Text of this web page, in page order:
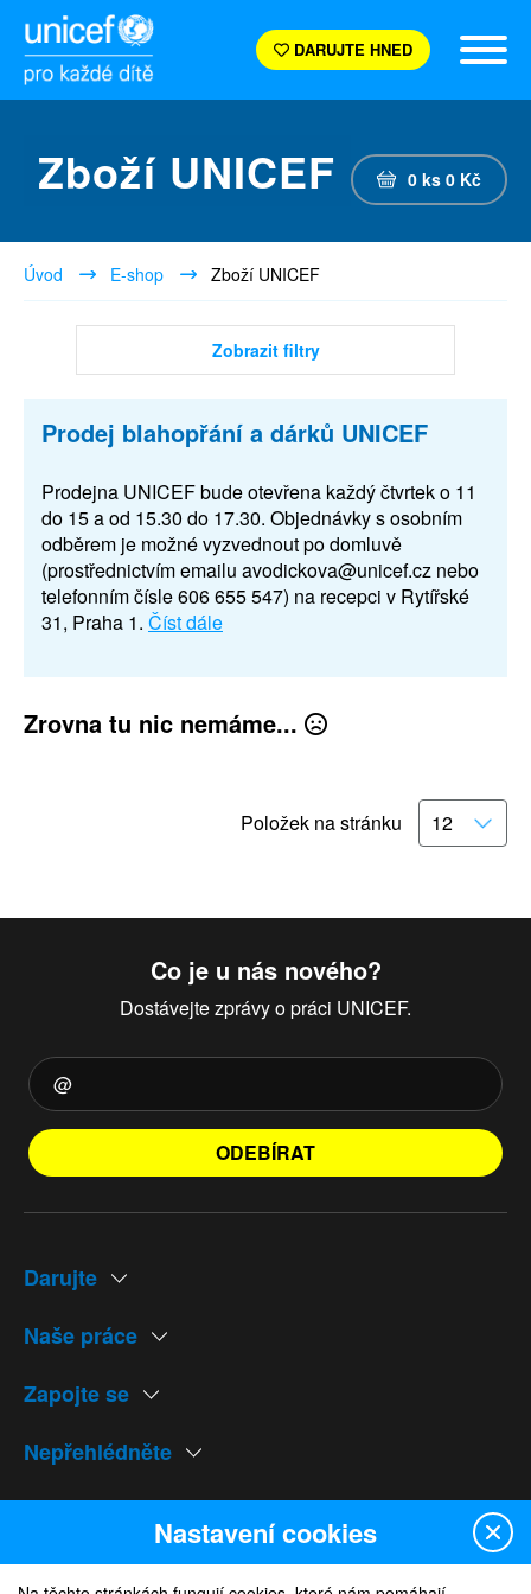
DARUJTE HNED
Zboží UNICEF 0 ks 0 Kč
Úvod E-shop Zboží UNICEF
Zobrazit filtry
Prodej blahopřání a dárků UNICEF
Prodejna UNICEF bude otevřena každý čtvrtek o 11
do 15 a od 15.30 do 17.30. Objednávky s osobním
odběrem je možné vyzvednout po domluvě
(prostřednictvím emailu avodickova@unicef.cz nebo
telefonním čísle 606 655 547) na recepci v Rytířské
31, Praha 1. Číst dále
Zrovna tu nic nemáme...
Položek na stránku
Co je u nás nového?
Dostávejte zprávy o práci UNICEF.
ODEBÍRAT
Darujte
Naše práce
Zapojte se
Nepřehlédněte
Naše weby
Nastavení cookies